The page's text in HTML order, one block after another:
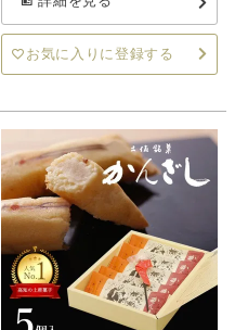
お気に入りに登録する